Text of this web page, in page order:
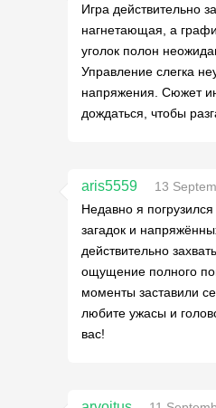
Игра действительно
нагнетающая, а
уголок полон
Управление слегка
напряжения. Сюжет
дождаться, чтобы
aris5559
13
Недавно я
загадок и
действительно
ощущение полного
моменты заставили
любите ужасы и
вас!